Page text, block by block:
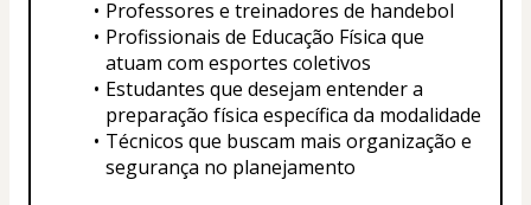
Professores e treinadores de handebol
Profissionais de Educação Física que
atuam com esportes coletivos
Estudantes que desejam entender a
preparação física específica da modalidade
Técnicos que buscam mais organização e
segurança no planejamento